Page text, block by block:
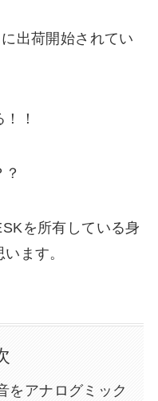
出荷開始されてい
！
を所有している身
ます。
をアナログミック